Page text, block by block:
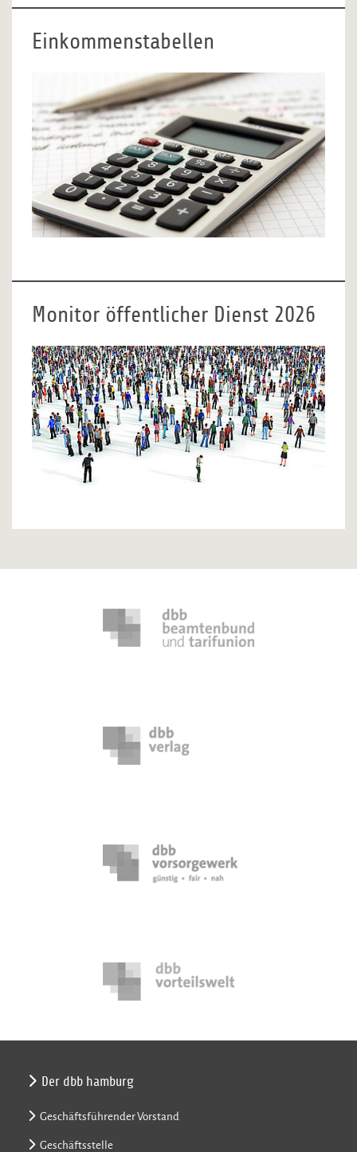
Einkommenstabellen
Monitor öffentlicher Dienst 2026
Der dbb hamburg
Geschäftsführender Vorstand
Geschäftsstelle